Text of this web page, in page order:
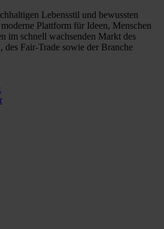
Lebensstil und bewussten
Plattform für Ideen, Menschen
im schnell wachsenden Markt des
Fair-Trade sowie der Branche